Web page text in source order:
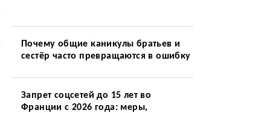
Почему общие каникулы братьев и
сестёр часто превращаются в ошибку
Запрет соцсетей до 15 лет во
Франции с 2026 года: меры,